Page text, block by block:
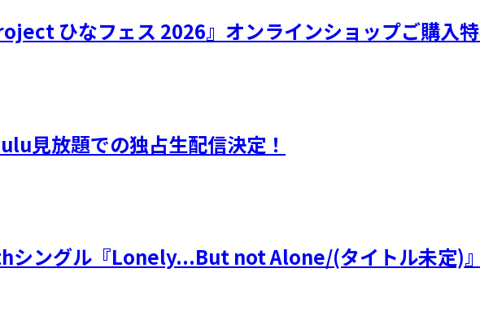
ひなフェス 2026』オンラインショップご購入
見放題での独占生配信決定！
シングル『Lonely...But not Alone/(タイトル未定)